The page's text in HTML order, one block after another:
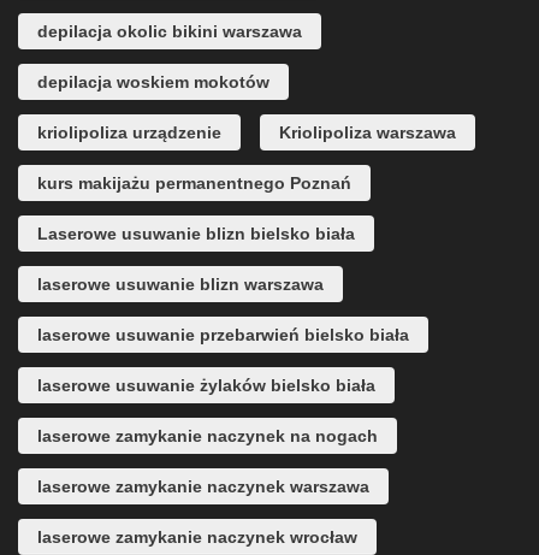
depilacja okolic bikini warszawa
depilacja woskiem mokotów
kriolipoliza urządzenie Kriolipoliza warszawa
kurs makijażu permanentnego Poznań
Laserowe usuwanie blizn bielsko biała
laserowe usuwanie blizn warszawa
laserowe usuwanie przebarwień bielsko biała
laserowe usuwanie żylaków bielsko biała
laserowe zamykanie naczynek na nogach
laserowe zamykanie naczynek warszawa
laserowe zamykanie naczynek wrocław